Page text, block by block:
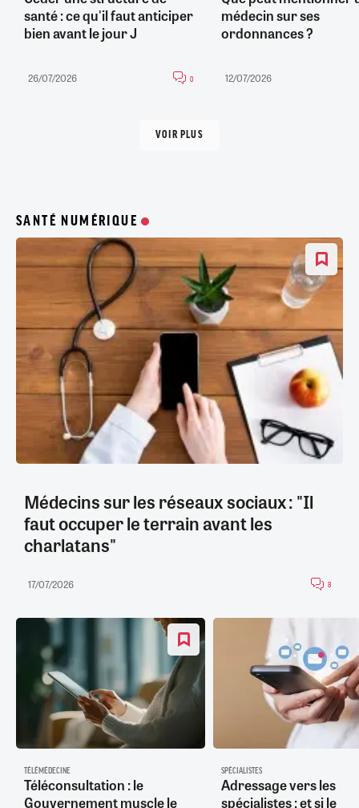
santé : ce qu'il faut anticiper
bien avant le jour J
26/07/2026 0
médecin sur ses
ordonnances ?
12/07/2026
VOIR PLUS
SANTÉ NUMÉRIQUE
Médecins sur les réseaux sociaux : "Il
faut occuper le terrain avant les
charlatans"
17/07/2026 8
TÉLÉMÉDECINE
Téléconsultation : le
Gouvernement muscle le
SPÉCIALISTES
Adressage vers les
spécialistes : et si le